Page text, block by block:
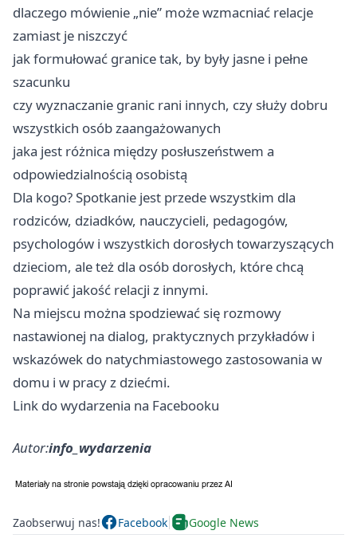
dlaczego mówienie „nie” może wzmacniać relacje
zamiast je niszczyć
jak formułować granice tak, by były jasne i pełne
szacunku
czy wyznaczanie granic rani innych, czy służy dobru
wszystkich osób zaangażowanych
jaka jest różnica między posłuszeństwem a
odpowiedzialnością osobistą
Dla kogo? Spotkanie jest przede wszystkim dla
rodziców, dziadków, nauczycieli, pedagogów,
psychologów i wszystkich dorosłych towarzyszących
dzieciom, ale też dla osób dorosłych, które chcą
poprawić jakość relacji z innymi.
Na miejscu można spodziewać się rozmowy
nastawionej na dialog, praktycznych przykładów i
wskazówek do natychmiastowego zastosowania w
domu i w pracy z dziećmi.
Link do wydarzenia na Facebooku
Autor:info_wydarzenia
Zaobserwuj nas! Facebook Google News